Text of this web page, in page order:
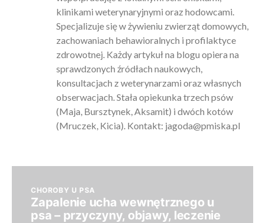
klinikami weterynaryjnymi oraz hodowcami.
Specjalizuje się w żywieniu zwierząt domowych,
zachowaniach behawioralnych i profilaktyce
zdrowotnej. Każdy artykuł na blogu opiera na
sprawdzonych źródłach naukowych,
konsultacjach z weterynarzami oraz własnych
obserwacjach. Stała opiekunka trzech psów
(Maja, Bursztynek, Aksamit) i dwóch kotów
(Mruczek, Kicia). Kontakt: jagoda@pmiska.pl
CHOROBY U PSA
Zapalenie ucha wewnętrznego u
psa – przyczyny, objawy, leczenie